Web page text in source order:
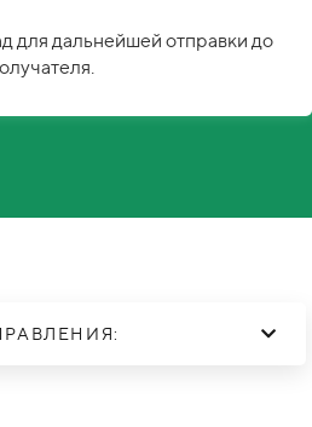
для дальнейшей отправки до